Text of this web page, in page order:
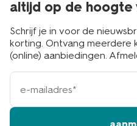
altijd op de hoogte
Schrijf je in voor de
korting. Ontvang meerdere
(online) aanbiedingen.
e-
mailadres